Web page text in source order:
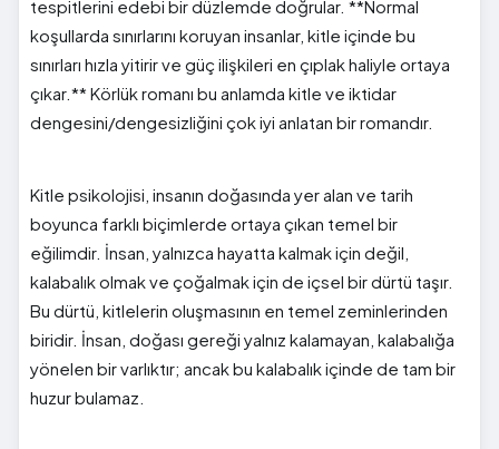
tespitlerini edebi bir düzlemde doğrular. **Normal
koşullarda sınırlarını koruyan insanlar, kitle içinde bu
sınırları hızla yitirir ve güç ilişkileri en çıplak haliyle ortaya
çıkar.** Körlük romanı bu anlamda kitle ve iktidar
dengesini/dengesizliğini çok iyi anlatan bir romandır.
Kitle psikolojisi, insanın doğasında yer alan ve tarih
boyunca farklı biçimlerde ortaya çıkan temel bir
eğilimdir. İnsan, yalnızca hayatta kalmak için değil,
kalabalık olmak ve çoğalmak için de içsel bir dürtü taşır.
Bu dürtü, kitlelerin oluşmasının en temel zeminlerinden
biridir. İnsan, doğası gereği yalnız kalamayan, kalabalığa
yönelen bir varlıktır; ancak bu kalabalık içinde de tam bir
huzur bulamaz.